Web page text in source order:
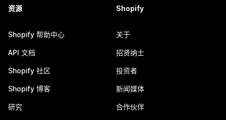
资源
Shopify 帮助中心
API 文档
Shopify 社区
Shopify 博客
研究
Shopify
关于
招贤纳士
投资者
新闻媒体
合作伙伴